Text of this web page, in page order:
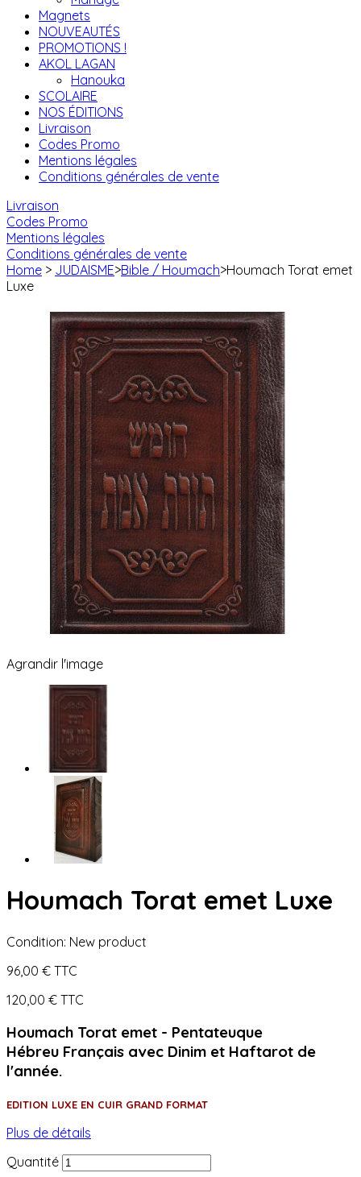
Magnets
NOUVEAUTÉS
PROMOTIONS !
AKOL LAGAN
Hanouka
SCOLAIRE
NOS ÉDITIONS
Livraison
Codes Promo
Mentions légales
Conditions générales de vente
Livraison
Codes Promo
Mentions légales
Conditions générales de vente
Home > JUDAISME>Bible / Houmach>Houmach Torat emet
Luxe
Agrandir l'image
Houmach Torat emet Luxe
Condition: New product
96,00 € TTC
120,00 € TTC
Houmach Torat emet - Pentateuque
Hébreu Français avec Dinim et Haftarot de
l'année.
EDITION LUXE EN CUIR GRAND FORMAT
Plus de détails
Quantité